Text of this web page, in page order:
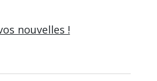
nouvelles !